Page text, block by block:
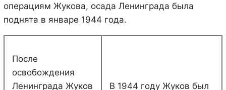
операциям Жукова, осада Ленинграда была
поднята в январе 1944 года.
После
освобождения
Ленинграда Жуков
В 1944 году Жуков был